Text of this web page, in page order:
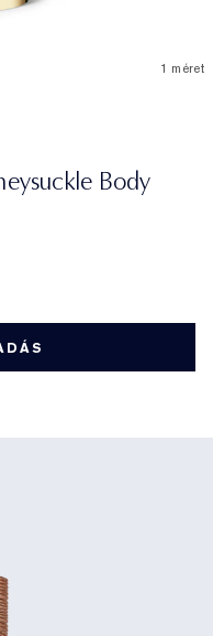
1 méret
Body